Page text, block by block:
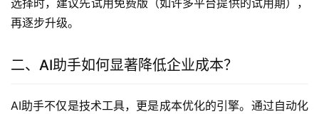
选择时，建议先试用免费版（如许多平台提供的试用期），
再逐步升级。
二、AI助手如何显著降低企业成本？
AI助手不仅是技术工具，更是成本优化的引擎。通过自动化